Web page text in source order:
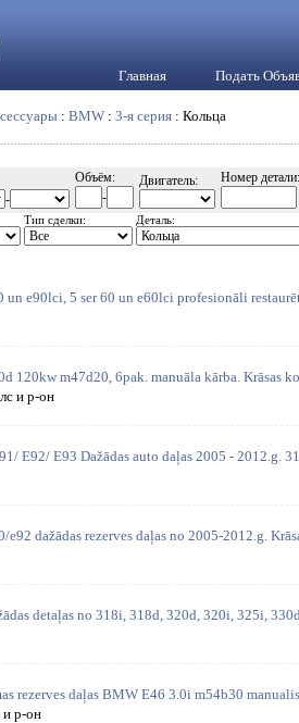
Главная Подать
: BMW : 3-я серия : Кольца
-
Объём:
-
Двигатель: Номер детали:
Тип сделки: Деталь:
un e90lci, 5 ser 60 un e60lci profesionāli
120kw m47d20, 6pak. manuāla kārba. Krāsas
и р-он
E92/ E93 Dažādas auto daļas 2005 - 2012.g.
e92 dažādas rezerves daļas no 2005-2012.g.
detaļas no 318i, 318d, 320d, 320i, 325i,
rezerves daļas BMW E46 3.0i m54b30
и р-он